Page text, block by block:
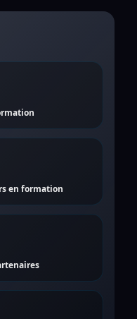
en formation